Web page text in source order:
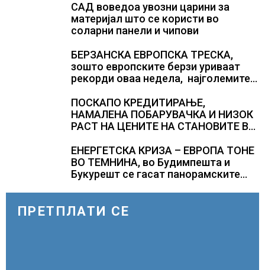
САД воведоа увозни царини за
материјал што се користи во
соларни панели и чипови
БЕРЗАНСКА ЕВРОПСКА ТРЕСКА,
зошто европските берзи уриваат
рекорди оваа недела, најголемите
компании за ВИ
ПОСКАПО КРЕДИТИРАЊЕ,
НАМАЛЕНА ПОБАРУВАЧКА И НИЗОК
РАСТ НА ЦЕНИТЕ НА СТАНОВИТЕ ВО
Штутгарт градот на
автомобилската индустрија која е
во криза
ЕНЕРГЕТСКА КРИЗА – ЕВРОПА ТОНЕ
ВО ТЕМНИНА, во Будимпешта и
Букурешт се гасат панорамските
ПРЕТПЛАТИ СЕ